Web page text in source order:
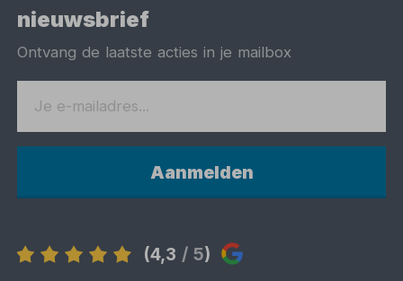
nieuwsbrief
Ontvang de laatste acties in je mailbox
Aanmelden
(4,3 / 5)